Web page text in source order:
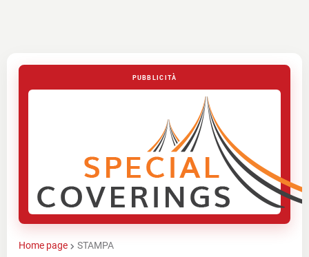
PUBBLICITÀ
Home page STAMPA